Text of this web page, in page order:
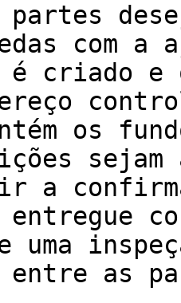
partes
com a
criado e
os
sejam
a
uma
entre as